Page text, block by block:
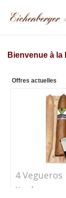
Bienvenue à
Offres actuelles
4
Numéro